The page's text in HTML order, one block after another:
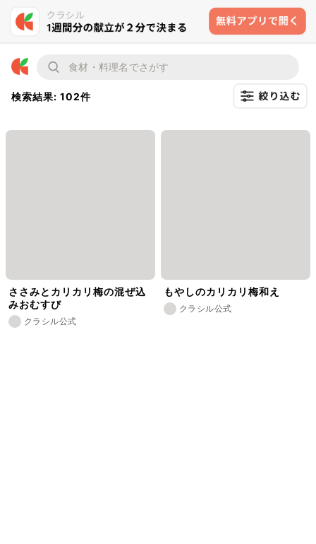
検索結果: 102件
ささみとカリカリ梅の混ぜ込
みおむすび
クラシル公式
もやしのカリカリ梅和え
クラシル公式